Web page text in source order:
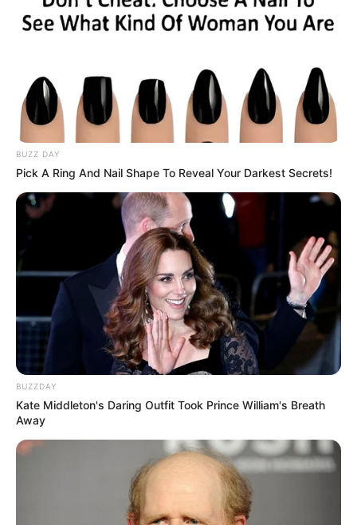
BUZZ DAY
Pick A Ring And Nail Shape To Reveal Your Darkest Secrets!
BUZZDAY
Kate Middleton's Daring Outfit Took Prince William's Breath
Away